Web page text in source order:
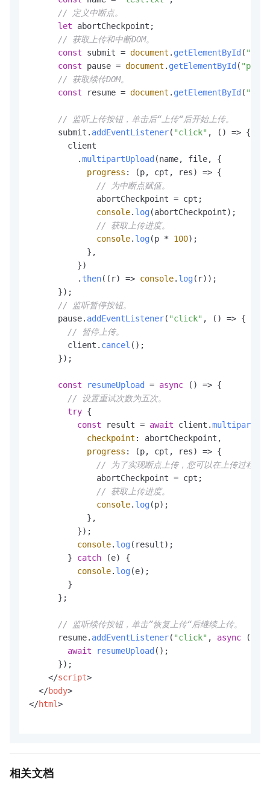
// 定义中断点。
let abortCheckpoint;
// 获取上传和中断DOM。
const submit = document . getElementById (
const pause = document . getElementById (
// 获取续传DOM。
const resume = document . getElementById (
// 监听上传按钮，单击后“上传“后开始上传。
      submit.
addEventListener( "click" , () => {
        client
          .
multipartUpload (name, file, {
progress : (p, cpt, res) => {
// 为中断点赋值。
              abortCheckpoint = cpt;
console. log(abortCheckpoint);
// 获取上传进度。
console. log(p * 100);
            },
          })
          .
then( ( r) => console. log(r));
      });
// 监听暂停按钮。
      pause.
addEventListener( "click" , () => {
// 暂停上传。
        client.
cancel ();
      });
const resumeUpload = async ( ) => {
// 设置重试次数为五次。
try {
const result = await client.
checkpoint : abortCheckpoint,
progress : (p, cpt, res) => {
// 为了实现断点上传，您可以在上传过程中
              abortCheckpoint = cpt;
// 获取上传进度。
console. log(p);
            },
          });
console. log(result);
        }
catch (e) {
console. log(e);
        }
      };
// 监听续传按钮，单击”恢复上传“后继续上传。
      resume.
addEventListener( "click" , async ()
await
resumeUpload ();
      });
</script>
</body>
</html>
相关文档